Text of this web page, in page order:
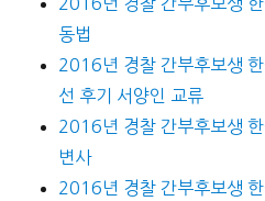
동법
2016년 경찰 간부후보생
선 후기 서양인 교류
2016년 경찰 간부후보생
변사
2016년 경찰 간부후보생